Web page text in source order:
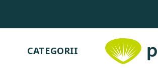
CATEGORII